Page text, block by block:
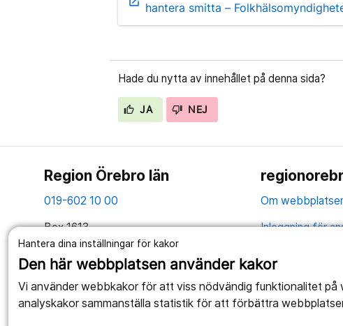
Hantera dina inställningar för kakor
Den här webbplatsen använder kakor
Vi använder webbkakor för att viss nödvändig funktionalitet
analyskakor sammanställa statistik för att förbättra
hantera smitta –
Hade du nytta av innehållet på denna sida?
JA NEJ
Region Örebro län
019-602 10 00
Box 1613
701 16 Örebro
Tillsammans skapar vi ett bättre liv
Om
Inloggning för
Webbplatsens